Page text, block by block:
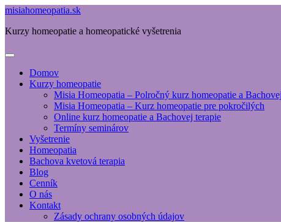
misiahomeopatia.sk
Kurzy homeopatie a homeopatické vyšetrenia
Domov
Kurzy homeopatie
Misia Homeopatia – Polročný kurz homeopatie a
Misia Homeopatia – Kurz homeopatie pre pokročilých
Online kurz homeopatie a Bachovej terapie
Termíny seminárov
Vyšetrenie
Homeopatia
Bachova kvetová terapia
Blog
Cenník
O nás
Kontakt
Zásady ochrany osobných údajov